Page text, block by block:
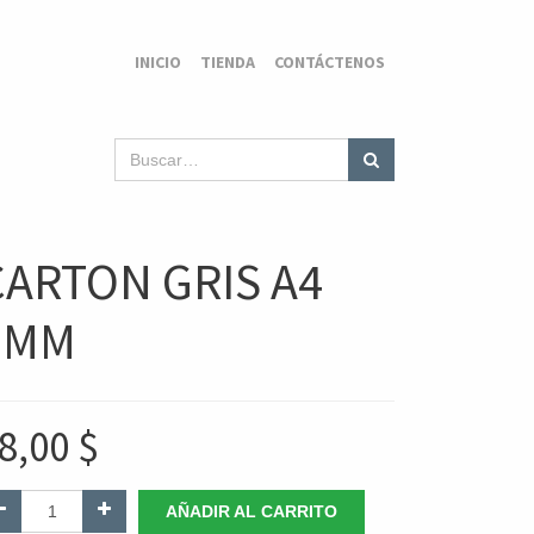
INICIO TIENDA CONTÁCTENOS
GRIS A4
$
AÑADIR AL CARRITO